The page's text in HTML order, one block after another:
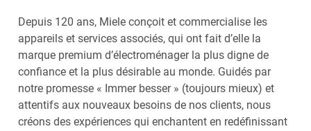
Depuis 120 ans, Miele conçoit et commercialise les
appareils et services associés, qui ont fait d’elle la
marque premium d’électroménager la plus digne de
confiance et la plus désirable au monde. Guidés par
notre promesse « Immer besser » (toujours mieux) et
attentifs aux nouveaux besoins de nos clients, nous
créons des expériences qui enchantent en redéfinissant